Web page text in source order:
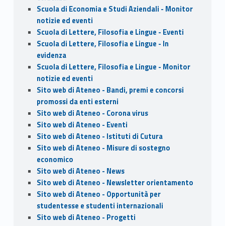
Scuola di Economia e Studi Aziendali - Monitor
notizie ed eventi
Scuola di Lettere, Filosofia e Lingue - Eventi
Scuola di Lettere, Filosofia e Lingue - In
evidenza
Scuola di Lettere, Filosofia e Lingue - Monitor
notizie ed eventi
Sito web di Ateneo - Bandi, premi e concorsi
promossi da enti esterni
Sito web di Ateneo - Corona virus
Sito web di Ateneo - Eventi
Sito web di Ateneo - Istituti di Cutura
Sito web di Ateneo - Misure di sostegno
economico
Sito web di Ateneo - News
Sito web di Ateneo - Newsletter orientamento
Sito web di Ateneo - Opportunità per
studentesse e studenti internazionali
Sito web di Ateneo - Progetti